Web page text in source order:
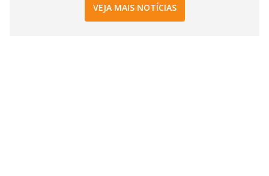
VEJA MAIS NOTÍCIAS